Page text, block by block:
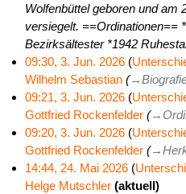
n
g
s
u
n
g
s
a
m
m
e
n
f
a
s
s
u
z
u
s
a
m
m
e
n
f
a
s
u
n
g
s
z
u
s
a
m
m
e
i
t
u
n
g
s
z
u
s
a
m
b
e
i
t
u
n
g
s
z
u
s
B
e
a
r
b
e
i
t
u
n
g
Wolfenbüttel geboren und am
versiegelt. ==Ordinationen==
Bezirksältester *1942
09:30, 3. Jun. 2026
Wilhelm Sebastian →
09:21, 3. Jun. 2026
Gottfried Rockenfelder →
09:20, 3. Jun. 2026
Gottfried Rockenfelder →
14:44, 24. Mai 2026
Helge Mutschler aktuell